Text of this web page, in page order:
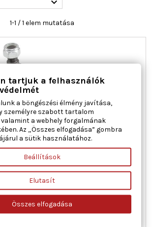

1-1 / 1 elem mutatása
VEZETŐCSUKLÓ HYUNDAI
: 19,4, Menetméret : M16X1.5 RHT, Tömeg
[kg] : 1,47, Tömeg [kg] : 1,74
19 093 Ft
tartjuk a felhasználók
a böngészési élmény javítása,
személyre szabott tartalom
a webhely forgalmának
Az „Összes elfogadása” gombra
a sütik használatához.
Beállítások
Elutasít
Összes elfogadása